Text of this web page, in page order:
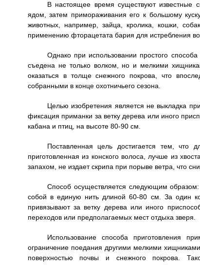
В настоящее время существуют известные
ядом, затем примораживания его к большому
животных, например, зайца, кролика, кошки,
применению фторацетата бария для истребления
Однако при использовании простого
съедена не только волком, но и мелкими
оказаться в толще снежного покрова, что
собранными в конце охотничьего сезона.
Целью изобретения является не выкладка
фиксация приманки за ветку дерева или иного
кабана и птиц, на высоте 80-90 см.
Поставленная цель достигается тем, что
приготовленная из конского волоса, лучше из
запахом, не издает скрипа при порыве ветра, что
Способ осуществляется следующим
собой в единую нить длиной 60-80 см. За один
привязывают за ветку дерева или иного
переходов или предполагаемых мест отдыха зверя.
Использование способа приготовления
ограничение поедания другими мелкими
поверхностью почвы и снежного покрова.